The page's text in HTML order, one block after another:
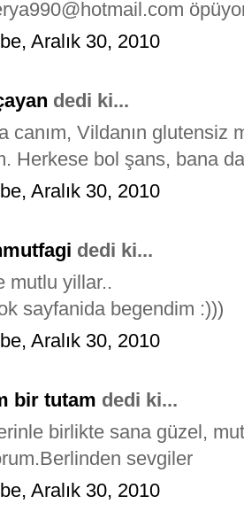
Aralık 30, 2010
dedi ki...
canım, Vildanın glutensiz
Herkese bol şans, bana
Aralık 30, 2010
dedi ki...
mutlu yillar..
sayfanida begendim :)))
Aralık 30, 2010
bir tutam dedi ki...
birlikte sana güzel,
sevgiler
Aralık 30, 2010